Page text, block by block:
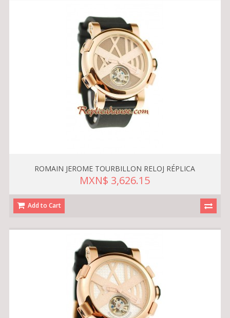
ROMAIN JEROME TOURBILLON RELOJ RÉPLICA
MXN$ 3,626.15
Add to Cart